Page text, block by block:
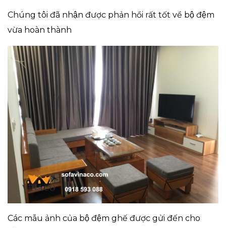
Chúng tôi đã nhận được phản hồi rất tốt về bộ đệm
vừa hoàn thành
Các mẫu ảnh của bộ đệm ghế được gửi đến cho